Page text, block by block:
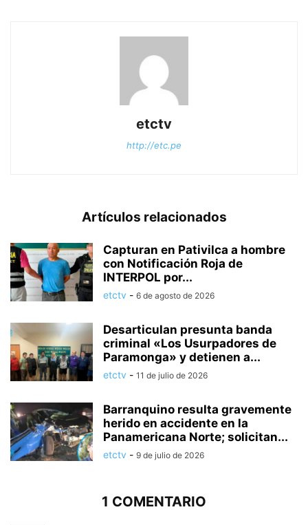
etctv
http://etc.pe
Artículos relacionados
Capturan en Pativilca a hombre
con Notificación Roja de
INTERPOL por...
etctv - 6 de agosto de 2026
Desarticulan presunta banda
criminal «Los Usurpadores de
Paramonga» y detienen a...
etctv - 11 de julio de 2026
Barranquino resulta gravemente
herido en accidente en la
Panamericana Norte; solicitan...
etctv - 9 de julio de 2026
1 COMENTARIO